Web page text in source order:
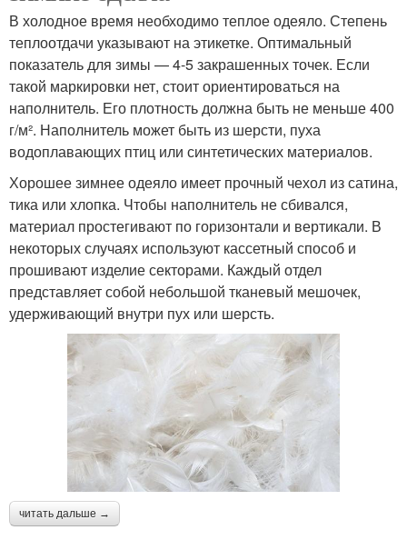
В холодное время необходимо теплое одеяло. Степень
теплоотдачи указывают на этикетке. Оптимальный
показатель для зимы — 4-5 закрашенных точек. Если
такой маркировки нет, стоит ориентироваться на
наполнитель. Его плотность должна быть не меньше 400
г/м². Наполнитель может быть из шерсти, пуха
водоплавающих птиц или синтетических материалов.
Хорошее зимнее одеяло имеет прочный чехол из сатина,
тика или хлопка. Чтобы наполнитель не сбивался,
материал простегивают по горизонтали и вертикали. В
некоторых случаях используют кассетный способ и
прошивают изделие секторами. Каждый отдел
представляет собой небольшой тканевый мешочек,
удерживающий внутри пух или шерсть.
читать дальше →